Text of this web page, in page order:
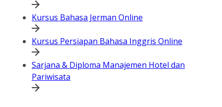
Kursus Bahasa Jerman Online
Kursus Persiapan Bahasa Inggris Online
Sarjana & Diploma Manajemen Hotel dan
Pariwisata